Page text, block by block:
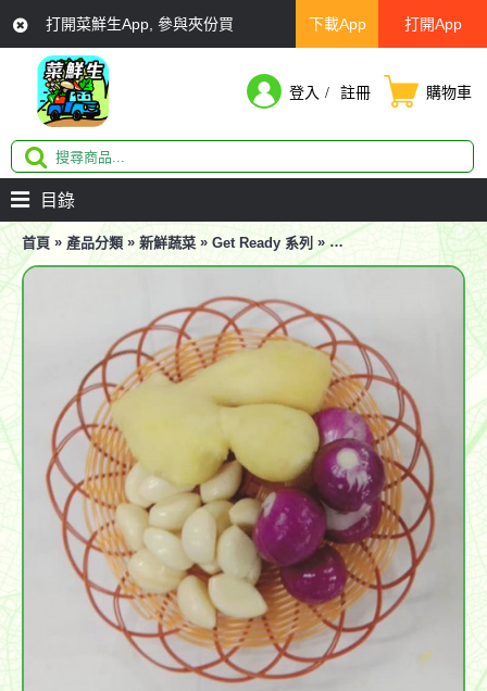
打開菜鮮生App, 參與夾份買 下載App 打開App
登入 註冊 購物車
目錄
首頁 » 產品分類 » 新鮮蔬菜 » Get Ready 系列 » 薑肉、乾蔥肉、蒜肉 (合